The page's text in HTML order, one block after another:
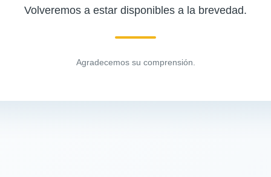
Volveremos a estar disponibles a la brevedad.
Agradecemos su comprensión.